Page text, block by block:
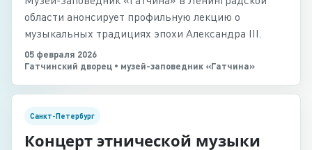
области анонсирует профильную лекцию о
музыкальных традициях эпохи Александра III.
05 февраля 2026
Гатчинский дворец • музей-заповедник «Гатчина»
Санкт-Петербург
Концерт этнической музыки